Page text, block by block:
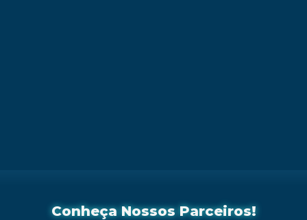
Conheça Nossos Parceiros!